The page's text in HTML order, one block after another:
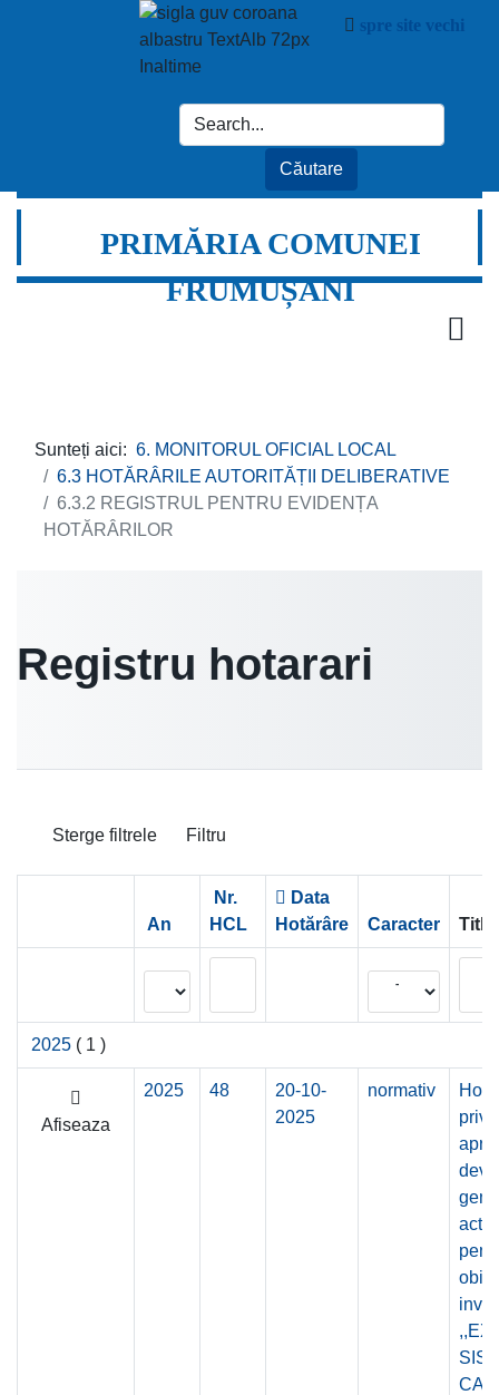
spre site vechi
PRIMĂRIA COMUNEI
FRUMUȘANI
Sunteți aici: 6. MONITORUL OFICIAL LOCAL
6.3 HOTĂRÂRILE AUTORITĂȚII DELIBERATIVE
6.3.2 REGISTRUL PENTRU EVIDENȚA
HOTĂRÂRILOR
Registru hotarari
Sterge filtrele Filtru
An
Nr.
HCL
Data
Hotărâre
Caracter Titlul
2025 ( 1 )
Afiseaza
2025 48
20-10-
2025
normativ